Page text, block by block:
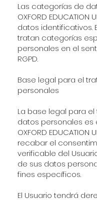
Las categorías de
OXFORD
datos identificativos.
tratan categorías
personales en el
RGPD.
Base legal para el
personales
La base legal para
datos personales es
OXFORD
recabar el
verificable del
de sus datos
fines específicos.
El Usuario tendrá